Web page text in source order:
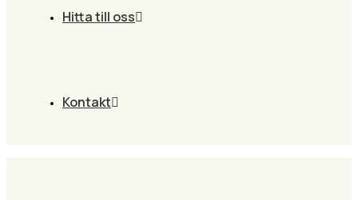
Hitta till oss
Kontakt